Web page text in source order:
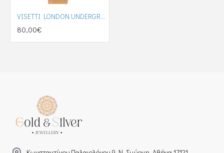
VISETTI LONDON UNDERGROUND (TI-627GL)
80,00€